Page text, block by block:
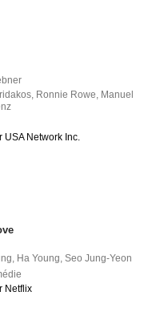
, Ronnie Rowe, Manuel
USA Network Inc.
Ha Young ,Seo Jung-Yeon
Netflix